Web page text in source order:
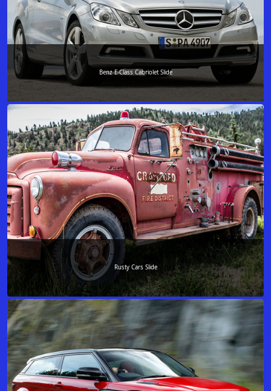
Benz E-Class Cabriolet Slide
Rusty Cars Slide